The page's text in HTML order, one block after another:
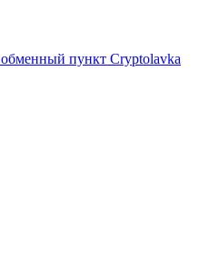
пункт Cryptolavka